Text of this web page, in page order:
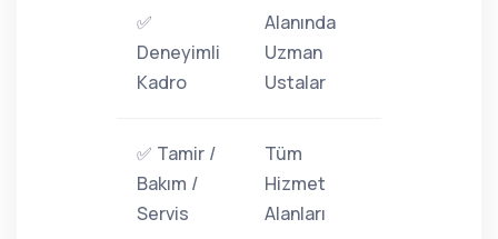
✅
Deneyimli
Kadro
Alanında
Uzman
Ustalar
✅ Tamir /
Bakım /
Servis
Tüm
Hizmet
Alanları